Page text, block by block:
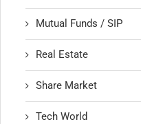
Mutual Funds / SIP
Real Estate
Share Market
Tech World